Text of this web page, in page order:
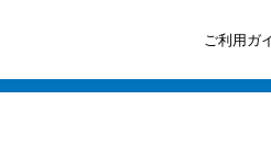
ご利用ガ